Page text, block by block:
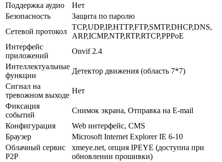
Поддержка аудио
Нет
Безопасность
Защита по паролю
Сетевой протокол
TCP,UDP,IP,HTTP,FTP,SMTP,DHCP,DNS,
ARP,ICMP,NTP,RTP,RTCP,PPPoE
Интерфейс
приложений
Onvif 2.4
Интеллектуальные
функции
Детектор движения (область 7*7)
Сигнал на
тревожном выходе
Нет
Фиксация
событий
Снимок экрана, Отправка на E-mail
Конфигурация
Web интерфейс, CMS
Браузер
Microsoft Internet Explorer IE 6-10
Облачный сервис
P2P
xmeye.net, опция IPEYE (доступна при
обновлении прошивки)